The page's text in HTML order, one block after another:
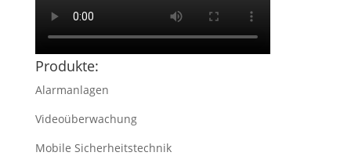
Produkte:
Alarmanlagen
Videoüberwachung
Mobile Sicherheitstechnik